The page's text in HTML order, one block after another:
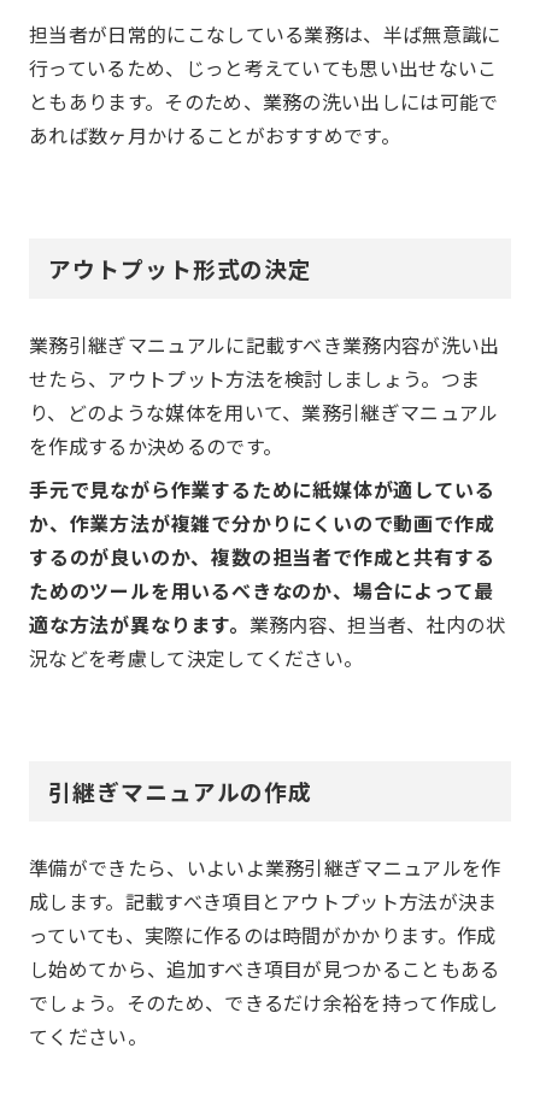
担当者が日常的にこなしている業務は、半ば無意識に
行っているため、じっと考えていても思い出せないこ
ともあります。そのため、業務の洗い出しには可能で
あれば数ヶ月かけることがおすすめです。
アウトプット形式の決定
業務引継ぎマニュアルに記載すべき業務内容が洗い出
せたら、アウトプット方法を検討しましょう。つま
り、どのような媒体を用いて、業務引継ぎマニュアル
を作成するか決めるのです。
手元で見ながら作業するために紙媒体が適している
か、作業方法が複雑で分かりにくいので動画で作成
するのが良いのか、複数の担当者で作成と共有する
ためのツールを用いるべきなのか、場合によって最
適な方法が異なります。 業務内容、担当者、社内の状
況などを考慮して決定してください。
引継ぎマニュアルの作成
準備ができたら、いよいよ業務引継ぎマニュアルを作
成します。記載すべき項目とアウトプット方法が決ま
っていても、実際に作るのは時間がかかります。作成
し始めてから、追加すべき項目が見つかることもある
でしょう。そのため、できるだけ余裕を持って作成し
てください。